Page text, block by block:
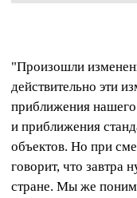
"Произошли
действительно эти
приближения нашего
и приближения
объектов. Но при
говорит, что завтра
стране. Мы же